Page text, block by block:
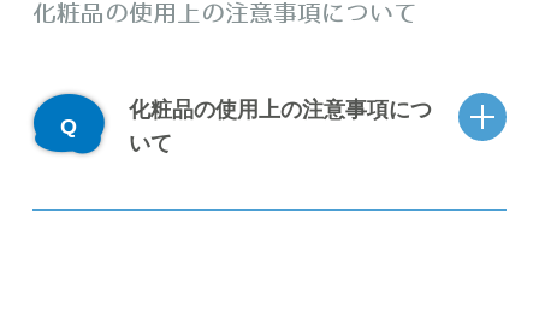
化粧品の使用上の注意事項について
化粧品の使用上の注意事項につ
いて